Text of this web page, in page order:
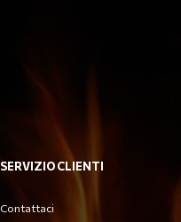
SERVIZIO CLIENTI
Contattaci